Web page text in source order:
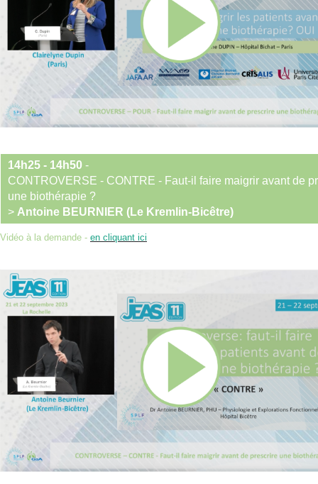
14h25 - 14h50 -
CONTROVERSE - CONTRE - Faut-il faire maigrir avant de
une biothérapie ?
> Antoine BEURNIER (Le Kremlin-Bicêtre)
Vidéo à la demande - en cliquant ici